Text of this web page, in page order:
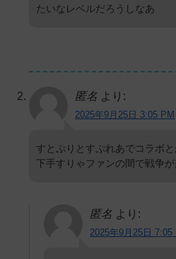
たいなレベルだろうしなあ
匿名 より:
2025年9月25日 3:05 PM
すとぷりとすぷれあでコラボ
下手すりゃファンの間で戦争
匿名 より:
2025年9月25日 7:05